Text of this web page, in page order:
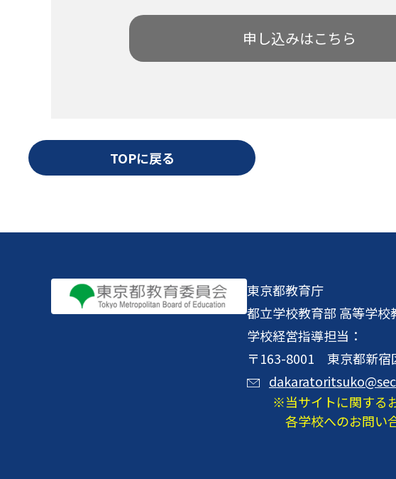
申し込みはこちら
TOPに戻る
東京都教育庁
都立学校教育部 高等学校
学校経営指導担当：
〒163-8001 東京都新宿
当サイトに関する
各学校へのお問い